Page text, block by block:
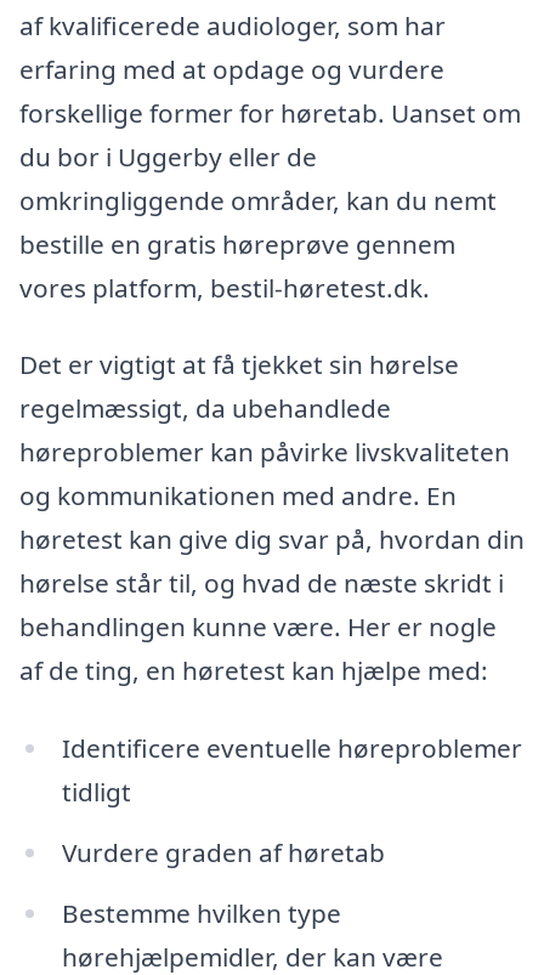
af kvalificerede audiologer, som har
erfaring med at opdage og vurdere
forskellige former for høretab. Uanset om
du bor i Uggerby eller de
omkringliggende områder, kan du nemt
bestille en gratis høreprøve gennem
vores platform, bestil-høretest.dk.
Det er vigtigt at få tjekket sin hørelse
regelmæssigt, da ubehandlede
høreproblemer kan påvirke livskvaliteten
og kommunikationen med andre. En
høretest kan give dig svar på, hvordan din
hørelse står til, og hvad de næste skridt i
behandlingen kunne være. Her er nogle
af de ting, en høretest kan hjælpe med:
Identificere eventuelle høreproblemer
tidligt
Vurdere graden af høretab
Bestemme hvilken type
hørehjælpemidler, der kan være